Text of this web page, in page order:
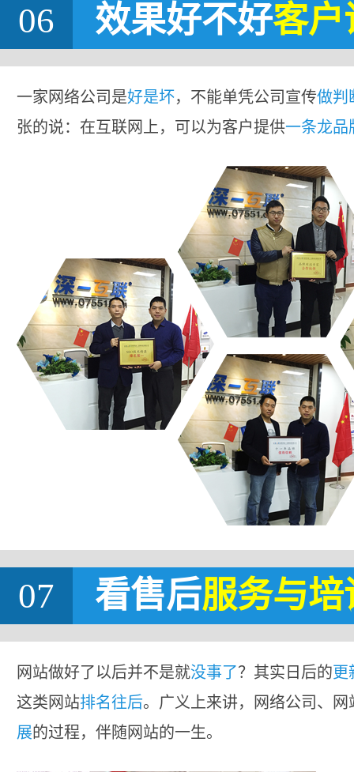
06 效果好不好客户
一家网络公司是好是坏，不能单凭公司宣传做判
张的说：在互联网上，可以为客户提供一条龙品
07 看售后服务与培
网站做好了以后并不是就没事了？其实日后的更
这类网站排名往后。广义上来讲，网络公司、
展的过程，伴随网站的一生。